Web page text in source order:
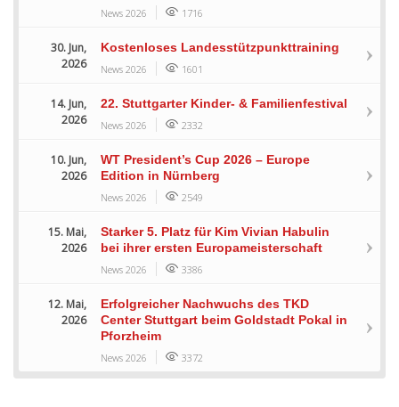
News 2026 1716
30. Jun,
2026
Kostenloses Landesstützpunkttraining
News 2026 1601
14. Jun,
2026
22. Stuttgarter Kinder- & Familienfestival
News 2026 2332
10. Jun,
2026
WT President’s Cup 2026 – Europe
Edition in Nürnberg
News 2026 2549
15. Mai,
2026
Starker 5. Platz für Kim Vivian Habulin
bei ihrer ersten Europameisterschaft
News 2026 3386
12. Mai,
2026
Erfolgreicher Nachwuchs des TKD
Center Stuttgart beim Goldstadt Pokal in
Pforzheim
News 2026 3372